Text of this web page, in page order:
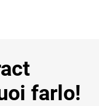
farlo!